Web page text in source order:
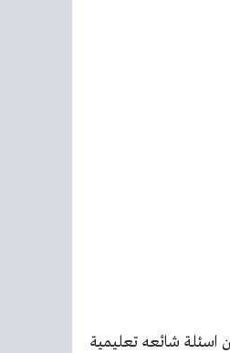
اسئلة شائعه تعليمية